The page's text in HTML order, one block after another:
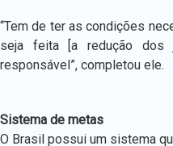
“Tem de ter as condições
seja feita [a redução dos
responsável”, completou ele.
Sistema de metas
O Brasil possui um sistema